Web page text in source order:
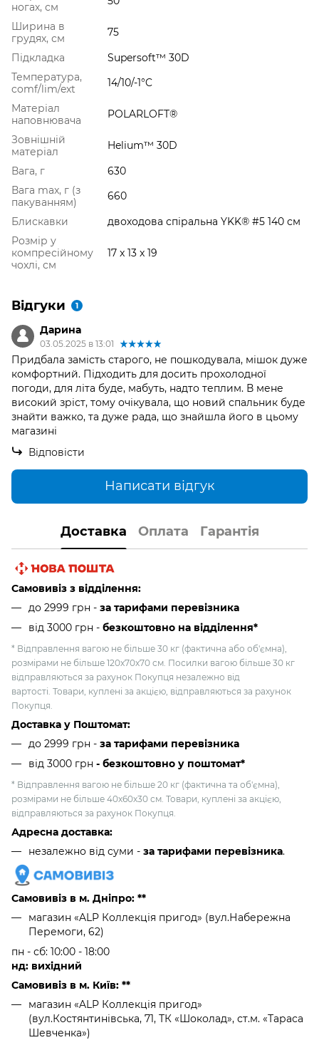
ногах, см
Ширина в
грудях, см
75
Підкладка
Supersoft™ 30D
Температура,
comf/lim/ext
14/10/-1°C
Матеріал
наповнювача
POLARLOFT®
Зовнішній
матеріал
Helium™ 30D
Вага, г
630
Вага max, г (з
пакуванням)
660
Блискавки
двоходова спіральна YKK® #5 140 см
Розмір у
компресійному
чохлі, см
17 x 13 x 19
Відгуки 1
Дарина
03.05.2025 в 13:01
Придбала замість старого, не пошкодувала, мішок дуже
комфортний. Підходить для досить прохолодної
погоди, для літа буде, мабуть, надто теплим. В мене
високий зріст, тому очікувала, що новий спальник буде
знайти важко, та дуже рада, що знайшла його в цьому
магазині
Відповісти
Написати відгук
Доставка Оплата Гарантія
Самовивіз з відділення:
до 2999 грн - за тарифами перевізника
від 3000 грн - безкоштовно на відділення*
* Відправлення вагою не більше 30 кг (фактична або об'ємна),
розмірами не більше 120х70х70 см. Посилки вагою більше 30 кг
відправляються за рахунок Покупця незалежно від
вартості. Товари, куплені за акцією, відправляються за рахунок
Покупця.
Доставка у Поштомат:
до 2999 грн - за тарифами перевізника
від 3000 грн - безкоштовно у поштомат*
* Відправлення вагою не більше 20 кг (фактична та об'ємна),
розмірами не більше 40х60х30 см. Товари, куплені за акцією,
відправляються за рахунок Покупця.
Адресна доставка:
незалежно від суми - за тарифами перевізника.
Самовивіз в м. Дніпро: **
магазин «ALP Коллекція пригод» (вул.Набережна
Перемоги, 62)
пн - сб: 10:00 - 18:00
нд: вихідний
Самовивіз в м. Київ: **
магазин «ALP Коллекція пригод»
(вул.Костянтинівська, 71, ТК «Шоколад», ст.м. «Тараса
Шевченка»)